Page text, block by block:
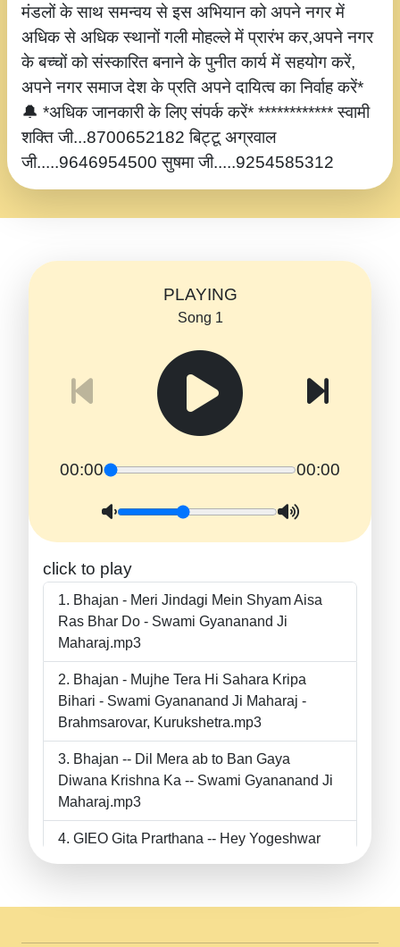
मंडलों के साथ समन्वय से इस अभियान को अपने नगर में
अधिक से अधिक स्थानों गली मोहल्ले में प्रारंभ कर,अपने नगर
के बच्चों को संस्कारित बनाने के पुनीत कार्य में सहयोग करें,
अपने नगर समाज देश के प्रति अपने दायित्व का निर्वाह करें*
🔔 *अधिक जानकारी के लिए संपर्क करें* ************ स्वामी
शक्ति जी...8700652182 बिट्टू अग्रवाल
जी.....9646954500 सुषमा जी.....9254585312
PLAYING
Song 1
00:00 00:00
click to play
Bhajan - Meri Jindagi Mein Shyam Aisa
Ras Bhar Do - Swami Gyananand Ji
Maharaj.mp3
Bhajan - Mujhe Tera Hi Sahara Kripa
Bihari - Swami Gyananand Ji Maharaj -
Brahmsarovar, Kurukshetra.mp3
Bhajan -- Dil Mera ab to Ban Gaya
Diwana Krishna Ka -- Swami Gyananand Ji
Maharaj.mp3
GIEO Gita Prarthana -- Hey Yogeshwar
II Swami Gyananand Ji Maharaj.mp3